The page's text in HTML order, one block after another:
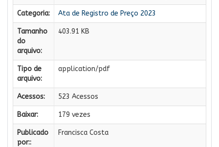
Categoria: Ata de Registro de Preço 2023
Tamanho
do
arquivo:
403.91 KB
Tipo de
arquivo:
application/pdf
Acessos: 523 Acessos
Baixar: 179 vezes
Publicado
por::
Francisca Costa